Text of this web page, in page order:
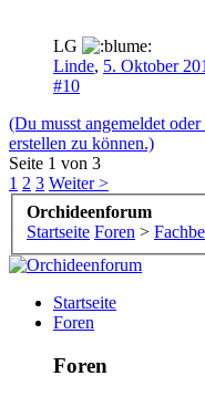
LG
Linde, 5. Oktober
#10
(Du musst angemeldet
erstellen zu können.)
Seite 1 von 3
1 2 3 Weiter >
Orchideenforum
Startseite Foren >
Startseite
Foren
Foren